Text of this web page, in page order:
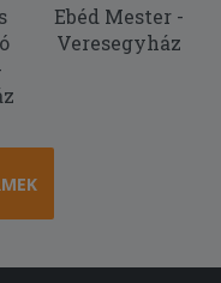
futár
Ebéd Mester -
Veresegyház